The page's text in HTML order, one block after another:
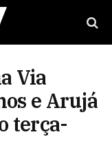
Via
e Arujá
terça-